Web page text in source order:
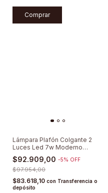
Lámpara Plafón Colgante 2
Luces Led 7w Moderno
Minimalista
$92.909,00 -5% OFF
$97.954,00
$83.618,10 con Transferencia o
depósito